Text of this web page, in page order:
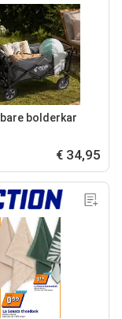
bolderkar
€ 34,95